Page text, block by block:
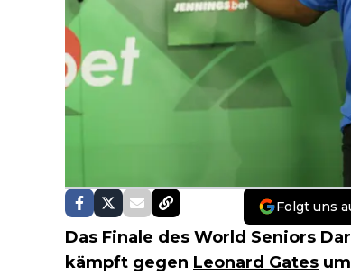
Folgt uns
Das Finale des World Seniors
kämpft gegen Leonard Gates